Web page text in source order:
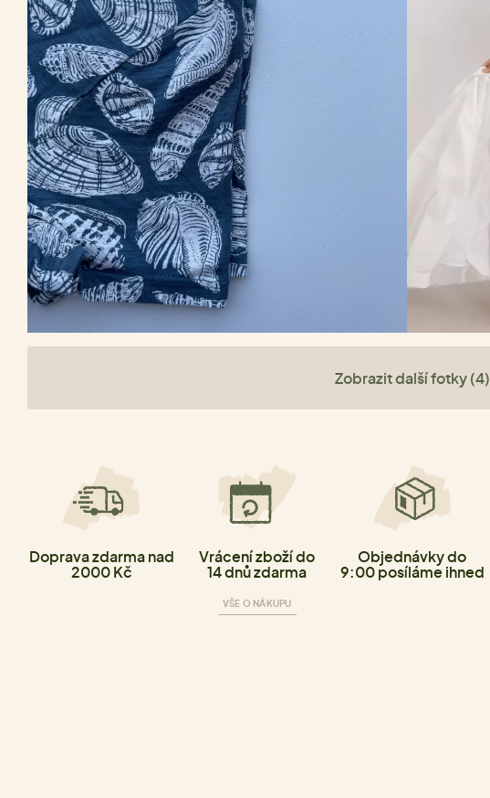
Zobrazit další fotky (4)
Doprava zdarma nad
2000 Kč
Vrácení zboží do
14 dnů zdarma
VŠE O NÁKUPU
Objednávky do
9:00 posíláme ihned